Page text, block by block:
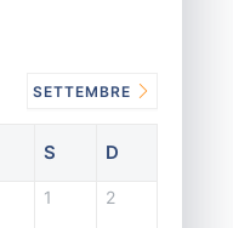
SETTEMBRE
S D
1 2